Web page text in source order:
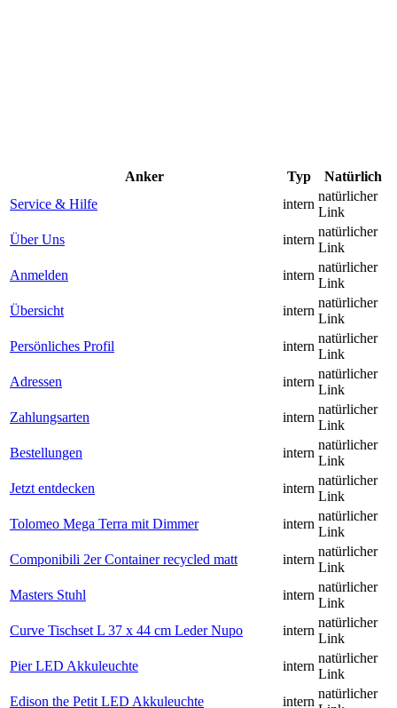
Anker Typ
Natürlich
Service & Hilfe
intern
natürlicher
Link
Über Uns
intern
natürlicher
Link
Anmelden
intern
natürlicher
Link
Übersicht
intern
natürlicher
Link
Persönliches Profil
intern
natürlicher
Link
Adressen
intern
natürlicher
Link
Zahlungsarten
intern
natürlicher
Link
Bestellungen
intern
natürlicher
Link
Jetzt entdecken
intern
natürlicher
Link
Tolomeo Mega Terra mit Dimmer
intern
natürlicher
Link
Componibili 2er Container recycled matt
intern
natürlicher
Link
Masters Stuhl
intern
natürlicher
Link
Curve Tischset L 37 x 44 cm Leder Nupo
intern
natürlicher
Link
Pier LED Akkuleuchte
intern
natürlicher
Link
Edison the Petit LED Akkuleuchte
intern
natürlicher